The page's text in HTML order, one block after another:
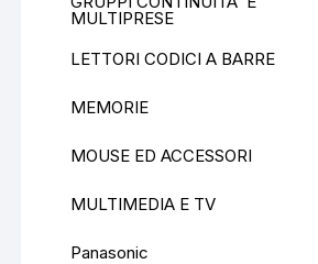
MULTIPRESE
LETTORI CODICI A BARRE
MEMORIE
MOUSE ED ACCESSORI
MULTIMEDIA E TV
Panasonic